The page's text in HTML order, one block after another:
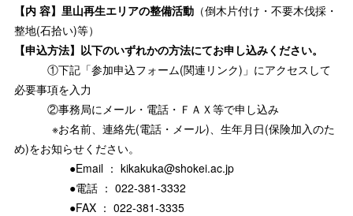
【内 容】里山再生エリアの整備活動 （倒木片付け・不要木伐採・
整地(石拾い)等）
【申込方法】以下のいずれかの方法にてお申し込みください。
①下記「参加申込フォーム(関連リンク)」にアクセスして
必要事項を入力
②事務局にメール・電話・ＦＡＸ等で申し込み
※お名前、連絡先(電話・メール)、生年月日(保険加入のた
め)をお知らせください。
●Email ： kikakuka@shokei.ac.jp
●電話 ： 022-381-3332
●FAX ： 022-381-3335